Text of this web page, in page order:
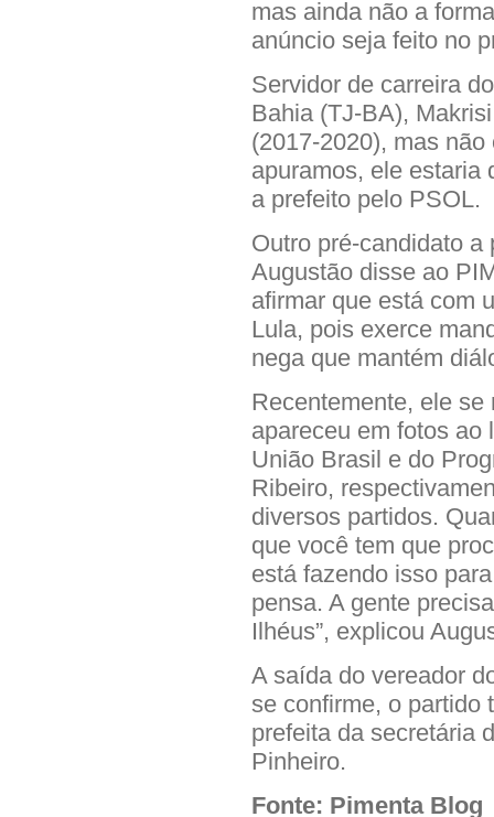
mas ainda não a
anúncio seja feito no
Servidor de carreira
Bahia (TJ-BA),
(2017-2020), mas
apuramos, ele estaria
a prefeito pelo PSOL.
Outro pré-candidato a
Augustão disse ao
afirmar que está com
Lula, pois exerce
nega que mantém
Recentemente, ele
apareceu em fotos ao
União Brasil e do
Ribeiro,
diversos partidos.
que você tem que
está fazendo isso
pensa. A gente
Ilhéus”, explicou
A saída do vereador
se confirme, o partido
prefeita da secretária
Pinheiro.
Fonte: Pimenta Blog